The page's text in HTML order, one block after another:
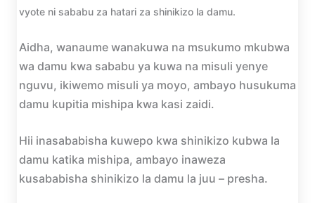
vyote ni sababu za hatari za shinikizo la damu.
Aidha, wanaume wanakuwa na msukumo mkubwa
wa damu kwa sababu ya kuwa na misuli yenye
nguvu, ikiwemo misuli ya moyo, ambayo husukuma
damu kupitia mishipa kwa kasi zaidi.
Hii inasababisha kuwepo kwa shinikizo kubwa la
damu katika mishipa, ambayo inaweza
kusababisha shinikizo la damu la juu – presha.